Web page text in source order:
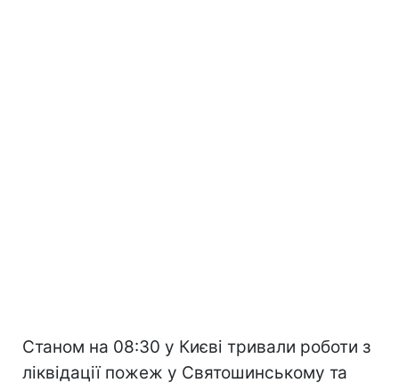
Станом на 08:30 у Києві тривали роботи з
ліквідації пожеж у Святошинському та